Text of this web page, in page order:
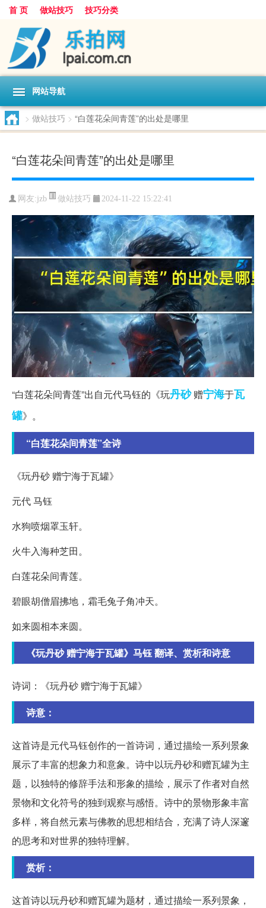
首 页 做站技巧 技巧分类
网站导航
> 做站技巧 > “白莲花朵间青莲”的出处是哪里
“白莲花朵间青莲”的出处是哪里
网友:jzb 做站技巧 2024-11-22 15:22:41
“白莲花朵间青莲”出自元代马钰的《玩丹砂赠宁海于瓦
罐》。
“白莲花朵间青莲”全诗
《玩丹砂 赠宁海于瓦罐》
元代 马钰
水狗喷烟罩玉轩。
火牛入海种芝田。
白莲花朵间青莲。
碧眼胡僧眉拂地，霜毛兔子角冲天。
如来圆相本来圆。
《玩丹砂 赠宁海于瓦罐》马钰 翻译、赏析和诗意
诗词：《玩丹砂 赠宁海于瓦罐》
诗意：
这首诗是元代马钰创作的一首诗词，通过描绘一系列景象
展示了丰富的想象力和意象。诗中以玩丹砂和赠瓦罐为主
题，以独特的修辞手法和形象的描绘，展示了作者对自然
景物和文化符号的独到观察与感悟。诗中的景物形象丰富
多样，将自然元素与佛教的思想相结合，充满了诗人深邃
的思考和对世界的独特理解。
赏析：
这首诗以玩丹砂和赠瓦罐为题材，通过描绘一系列景象，